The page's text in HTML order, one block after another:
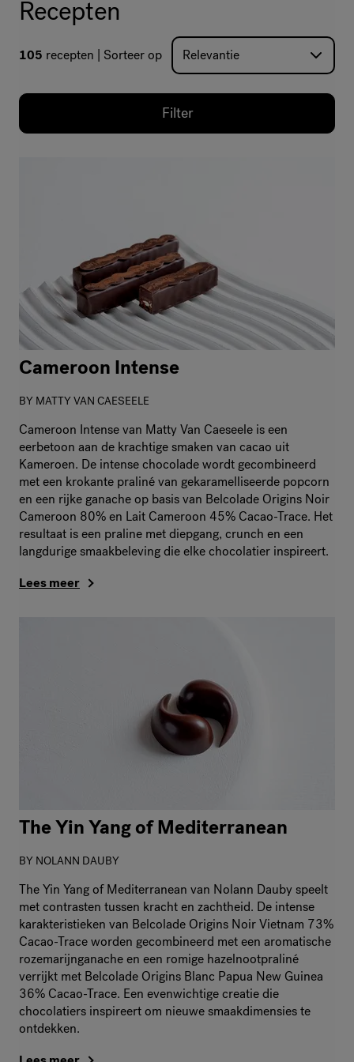
Recepten
105 recepten Sorteer op
Filter
Cameroon Intense
BY MATTY VAN CAESEELE
Cameroon Intense van Matty Van Caeseele is een
eerbetoon aan de krachtige smaken van cacao uit
Kameroen. De intense chocolade wordt gecombineerd
met een krokante praliné van gekaramelliseerde popcorn
en een rijke ganache op basis van Belcolade Origins Noir
Cameroon 80% en Lait Cameroon 45% Cacao-Trace. Het
resultaat is een praline met diepgang, crunch en een
langdurige smaakbeleving die elke chocolatier inspireert.
Lees meer
The Yin Yang of Mediterranean
BY NOLANN DAUBY
The Yin Yang of Mediterranean van Nolann Dauby speelt
met contrasten tussen kracht en zachtheid. De intense
karakteristieken van Belcolade Origins Noir Vietnam 73%
Cacao-Trace worden gecombineerd met een aromatische
rozemarijnganache en een romige hazelnootpraliné
verrijkt met Belcolade Origins Blanc Papua New Guinea
36% Cacao-Trace. Een evenwichtige creatie die
chocolatiers inspireert om nieuwe smaakdimensies te
ontdekken.